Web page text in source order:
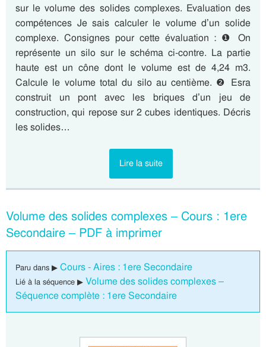
sur le volume des solides complexes. Evaluation des
compétences Je sais calculer le volume d’un solide
complexe. Consignes pour cette évaluation : ❶ On
représente un silo sur le schéma ci-contre. La partie
haute est un cône dont le volume est de 4,24 m3.
Calcule le volume total du silo au centième. ❷ Esra
construit un pont avec les briques d’un jeu de
construction, qui repose sur 2 cubes identiques. Décris
les solides…
Lire la suite
Volume des solides complexes – Cours : 1ere
Secondaire – PDF à imprimer
Paru dans ▶ Cours - Aires : 1ere Secondaire
Lié à la séquence ▶ Volume des solides complexes –
Séquence complète : 1ere Secondaire